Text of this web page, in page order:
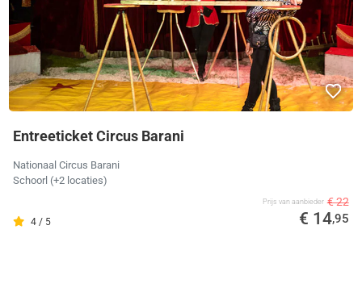
Entreeticket Circus Barani
Nationaal Circus Barani
Schoorl (+2 locaties)
4 / 5
Prijs van aanbieder € 22
€ 14,95